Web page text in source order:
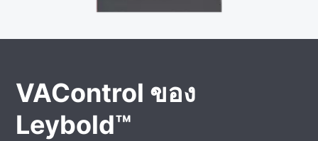
VAControl ของ
Leybold™